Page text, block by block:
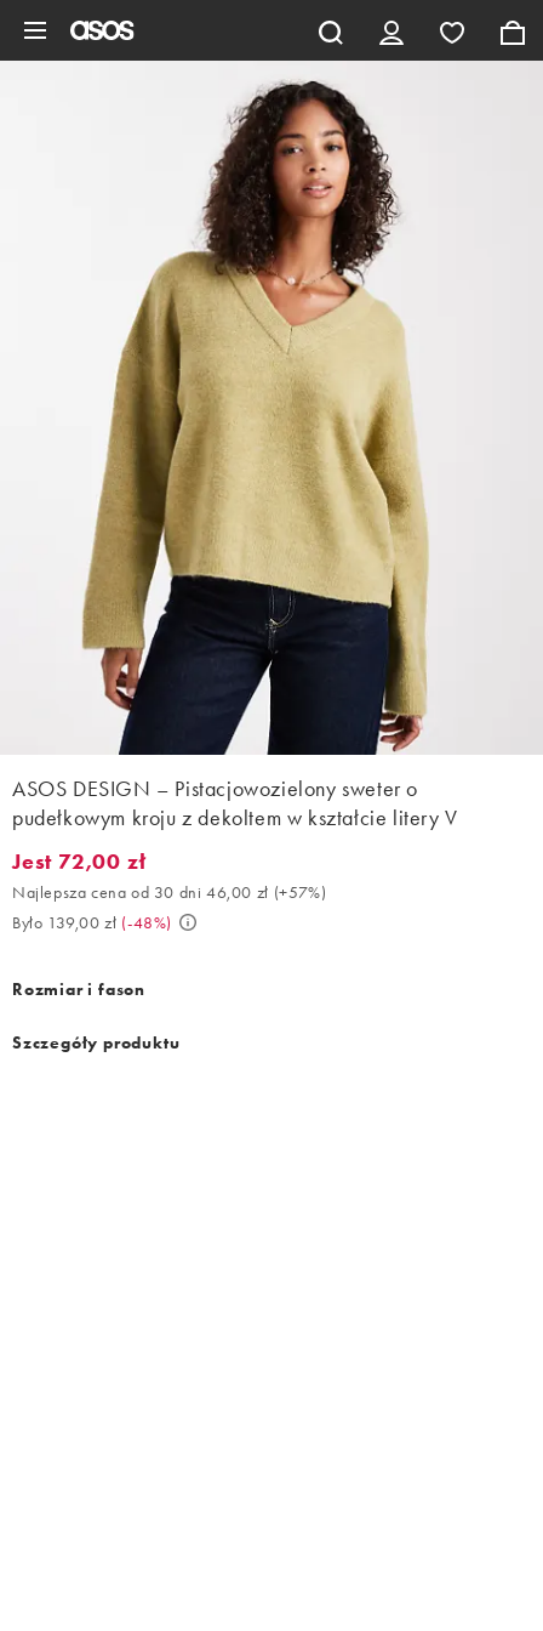
ASOS DESIGN – Pistacjowozielony sweter o
pudełkowym kroju z dekoltem w kształcie litery V
Jest 72,00 zł. Najlepsza cena od 30 dni 46,00 zł (+57%). Było
Jest 72,00 zł
Najlepsza cena od 30 dni 46,00 zł (+57%)
Było 139,00 zł (-48%)
Rozmiar i fason
Szczegóły produktu